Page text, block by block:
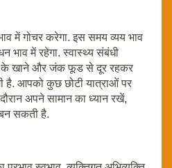
में गोचर करेगा. इस समय व्यय भाव
भाव में रहेगा. स्वास्थ्य संबंधी
के खाने और जंक फूड से दूर रहकर
है. आपको कुछ छोटी यात्राओं पर
अपने सामान का ध्यान रखें,
बन सकती है.